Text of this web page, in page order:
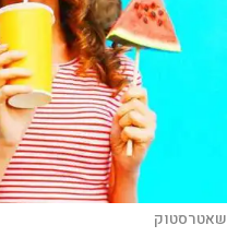
שאטרסטוק